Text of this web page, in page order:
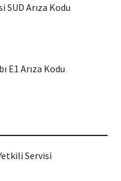
SUD Arıza Kodu
E1 Arıza Kodu
Servisi